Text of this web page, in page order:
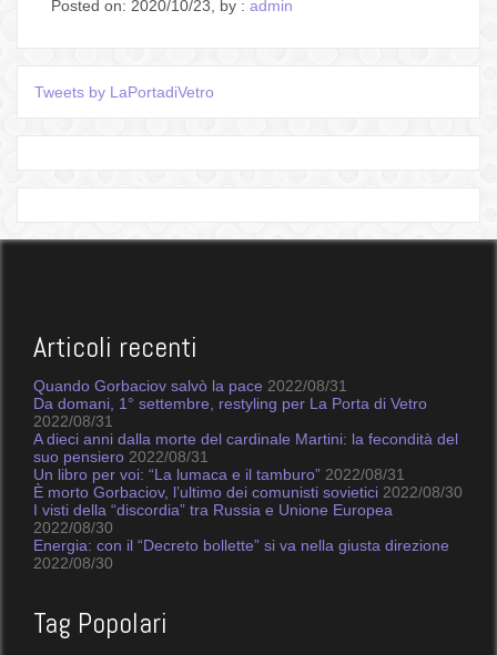
Posted on: 2020/10/23, by : admin
Tweets by LaPortadiVetro
Articoli recenti
Quando Gorbaciov salvò la pace 2022/08/31
Da domani, 1° settembre, restyling per La Porta di Vetro
2022/08/31
A dieci anni dalla morte del cardinale Martini: la fecondità del
suo pensiero 2022/08/31
Un libro per voi: “La lumaca e il tamburo” 2022/08/31
È morto Gorbaciov, l’ultimo dei comunisti sovietici 2022/08/30
I visti della “discordia” tra Russia e Unione Europea
2022/08/30
Energia: con il “Decreto bollette” si va nella giusta direzione
2022/08/30
Tag Popolari